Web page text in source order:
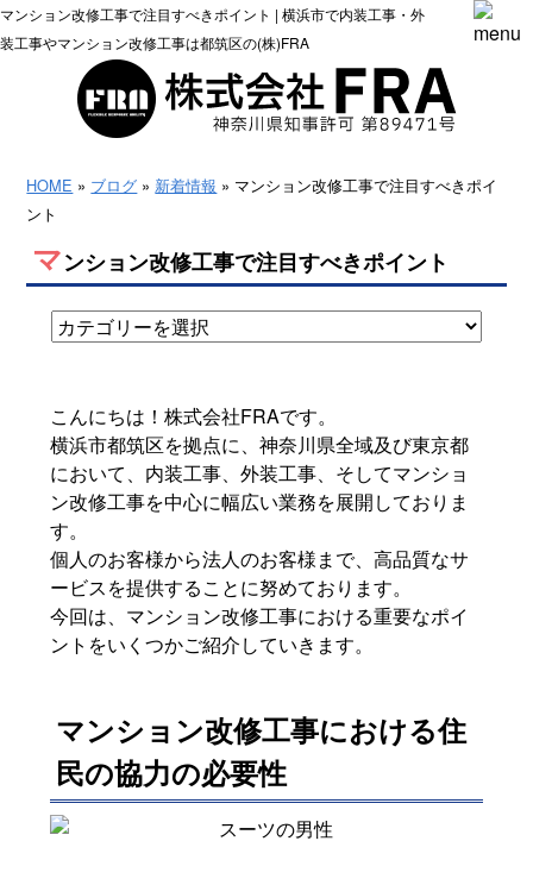
マンション改修工事で注目すべきポイント | 横浜市で内装工事・外
装工事やマンション改修工事は都筑区の(株)FRA
HOME » ブログ » 新着情報 » マンション改修工事で注目すべきポイ
ント
マ ンション改修工事で注目すべきポイント
こんにちは！株式会社FRAです。
横浜市都筑区を拠点に、神奈川県全域及び東京都
において、内装工事、外装工事、そしてマンショ
ン改修工事を中心に幅広い業務を展開しておりま
す。
個人のお客様から法人のお客様まで、高品質なサ
ービスを提供することに努めております。
今回は、マンション改修工事における重要なポイ
ントをいくつかご紹介していきます。
マンション改修工事における住
民の協力の必要性